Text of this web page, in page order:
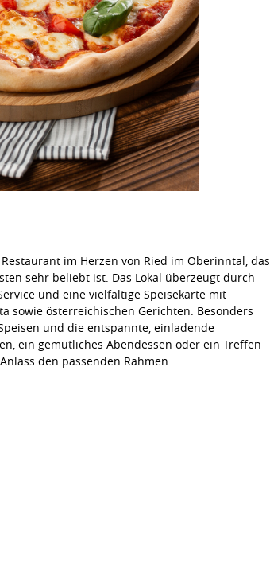
im Herzen von Ried im Oberinntal, das
sehr beliebt ist. Das Lokal überzeugt durch
und eine vielfältige Speisekarte mit
sowie österreichischen Gerichten. Besonders
und die entspannte, einladende
ein gemütliches Abendessen oder ein Treffen
den passenden Rahmen.